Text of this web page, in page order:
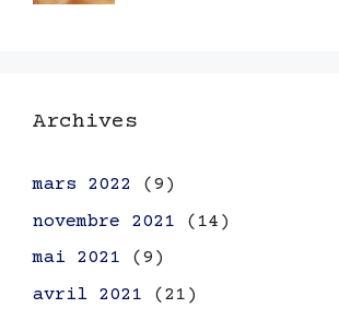
Archives
mars 2022
(9)
novembre 2021 (14)
mai 2021 (9)
avril 2021 (21)